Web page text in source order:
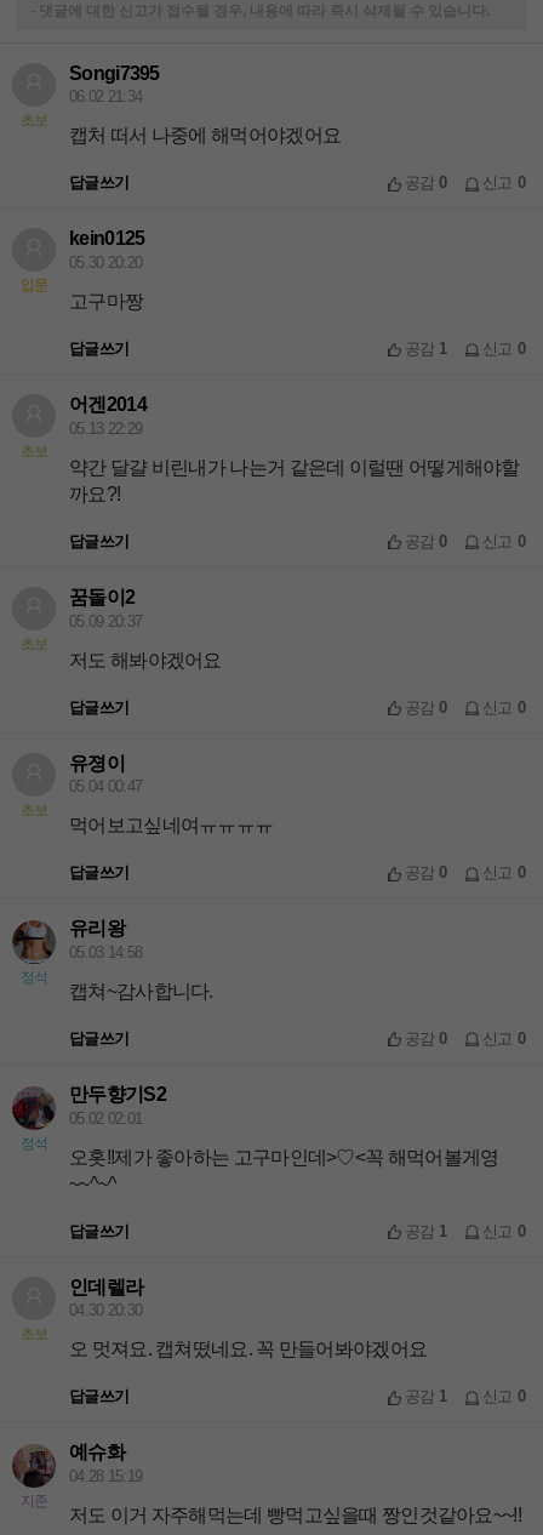
-
댓글에 대한 신고가 접수될 경우, 내용에 따라 즉시 삭제될 수 있습니다.
초보
Songi7395
06.02 21:34
캡처 떠서 나중에 해먹어야겠어요
답글쓰기 공감0 신고 0
입문
kein0125
05.30 20:20
고구마짱
답글쓰기 공감 1 신고 0
초보
어겐2014
05.13 22:29
약간 달걀 비린내가 나는거 같은데 이럴땐 어떻게해야할
까요?!
답글쓰기 공감0 신고 0
초보
꿈돌이2
05.09 20:37
저도 해봐야겠어요
답글쓰기 공감0 신고 0
초보
유졍이
05.04 00:47
먹어보고싶네여ㅠㅠㅠㅠ
답글쓰기 공감0 신고 0
정석
유리왕
05.03 14:58
캡쳐~감사합니다.
답글쓰기 공감0 신고 0
정석
만두향기S2
05.02 02:01
오홋!!제가 좋아하는 고구마인데>♡<꼭 해먹어볼게영
~~^~^
답글쓰기 공감 1 신고 0
초보
인데렐라
04.30 20:30
오 멋져요. 캡쳐떴네요. 꼭 만들어봐야겠어요
답글쓰기 공감 1 신고 0
지존
예슈화
04.28 15:19
저도 이거 자주해먹는데 빵먹고싶을때 짱인것같아요~~!!